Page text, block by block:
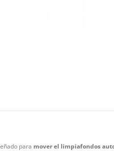
para mover el limpiafondos